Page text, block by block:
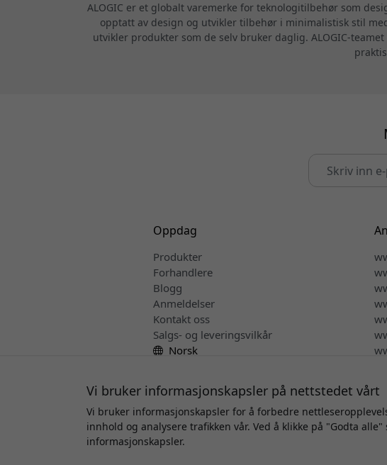
ALOGIC er et globalt varemerke for teknologitilbehør som
opptatt av design og utvikler tilbehør i minimalistisk stil
utvikler produkter som de selv bruker daglig. ALOGIC-
Oppdag
Produkter
Forhandlere
Blogg
Anmeldelser
Kontakt oss
Salgs- og leveringsvilkår
Norsk
Vi bruker informasjonskapsler på nettstedet vårt
Vi bruker informasjonskapsler for å forbedre
innhold og analysere trafikken vår. Ved å klikke på "Godta
informasjonskapsler.